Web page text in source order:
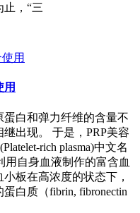
止，“三
用
白和弹力纤维的含量不
出现。 于是，PRP美容
rich plasma)中文名
用自身血液制作的富含血
板在高浓度的状态下，
白质（fibrin, fibronectin